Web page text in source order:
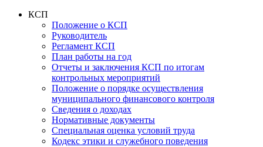
КСП
Положение о КСП
Руководитель
Регламент КСП
План работы на год
Отчеты и заключения КСП по итогам
контрольных мероприятий
Положение о порядке осуществления
муниципального финансового контроля
Сведения о доходах
Нормативные документы
Специальная оценка условий труда
Кодекс этики и служебного поведения